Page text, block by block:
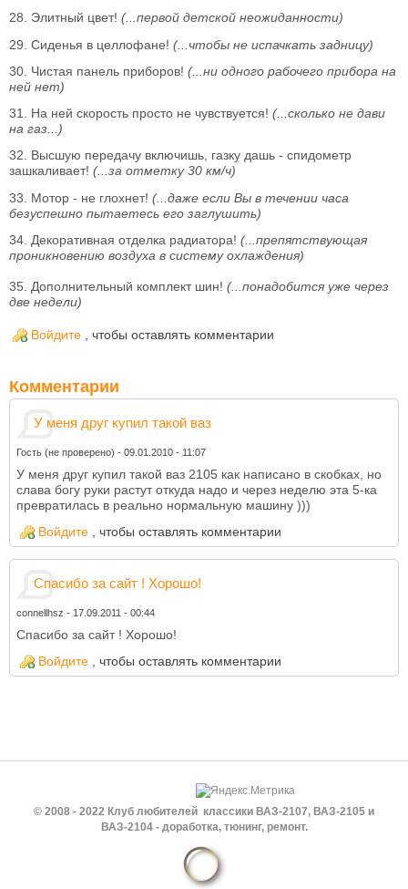
28. Элитный цвет! (...первой детской неожиданности)
29. Сиденья в целлофане! (...чтобы не испачкать задницу)
30. Чистая панель приборов! (...ни одного рабочего прибора на
ней нет)
31. Hа ней скорость просто не чувствуется! (...сколько не дави
на газ...)
32. Высшую передачу включишь, газку дашь - спидометр
зашкаливает! (...за отметку 30 км/ч)
33. Мотор - не глохнет! (...даже если Вы в течении часа
безуспешно пытаетесь его заглушить)
34. Декоративная отделка радиатора! (...препятствующая
проникновению воздуха в систему охлаждения)
35. Дополнительный комплект шин! (...понадобится уже через
две недели)
Войдите , чтобы оставлять комментарии
Комментарии
У меня друг купил такой ваз
Гость (не проверено) - 09.01.2010 - 11:07
У меня друг купил такой ваз 2105 как написано в скобках, но
слава богу руки растут откуда надо и через неделю эта 5-ка
превратилась в реально нормальную машину )))
Войдите
, чтобы оставлять комментарии
Cпасибо за сайт ! Хорошо!
connellhsz - 17.09.2011 - 00:44
Cпасибо за сайт ! Хорошо!
Войдите
, чтобы оставлять комментарии
© 2008 - 2022 Клуб любителей классики ВАЗ-2107, ВАЗ-2105 и
ВАЗ-2104 - доработка, тюнинг, ремонт.